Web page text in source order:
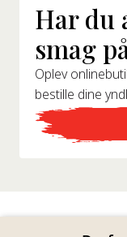
Har du
smag
Oplev
bestille dine